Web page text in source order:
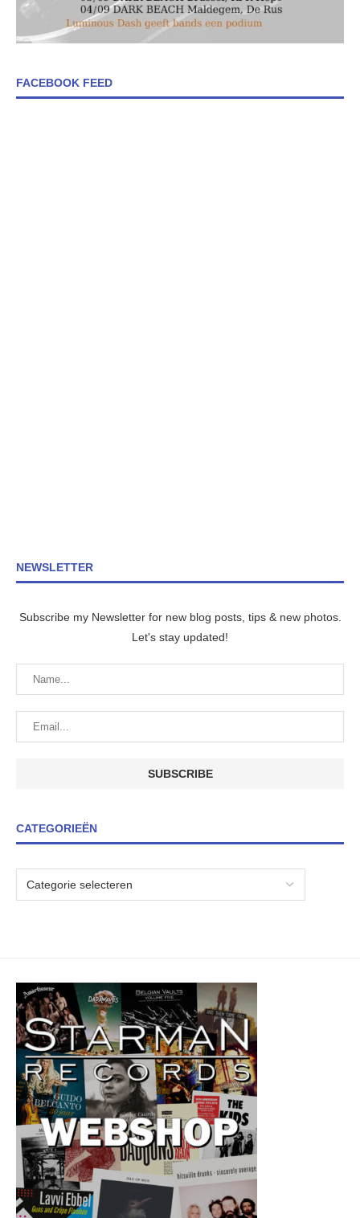
FACEBOOK FEED
NEWSLETTER
Subscribe my Newsletter for new blog posts, tips & new photos.
Let's stay updated!
CATEGORIEËN